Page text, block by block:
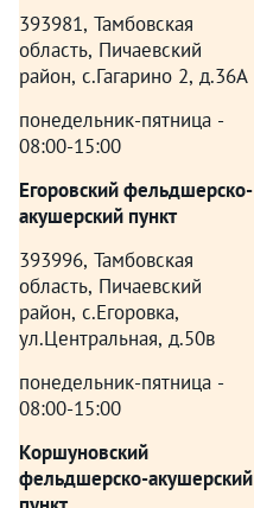
393981, Тамбовская
область, Пичаевский
район, с.Гагарино 2, д.36А
понедельник-пятница -
08:00-15:00
Егоровский фельдшерско-
акушерский пункт
393996, Тамбовская
область, Пичаевский
район, с.Егоровка,
ул.Центральная, д.50в
понедельник-пятница -
08:00-15:00
Коршуновский
фельдшерско-акушерский